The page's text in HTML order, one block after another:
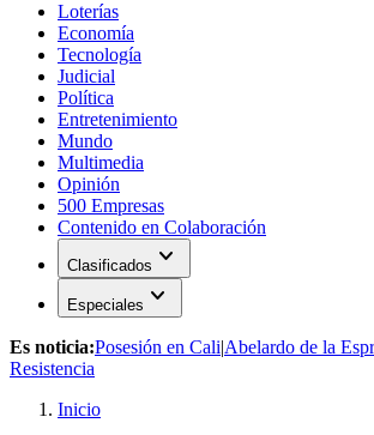
Loterías
Economía
Tecnología
Judicial
Política
Entretenimiento
Mundo
Multimedia
Opinión
500 Empresas
Contenido en Colaboración
Clasificados expand_more
Especiales expand_more
Es noticia:Posesión en Cali|Abelardo de la
Resistencia
Inicio